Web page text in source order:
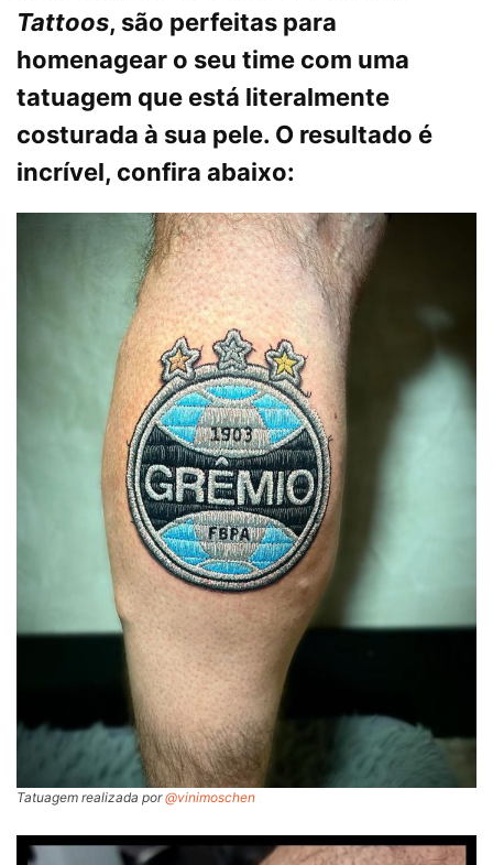
Tattoos, são perfeitas para
homenagear o seu time com uma
tatuagem que está literalmente
costurada à sua pele. O resultado é
incrível, confira abaixo:
Tatuagem realizada por@vinimoschen